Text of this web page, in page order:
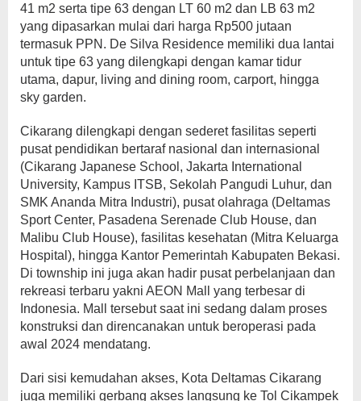
41 m2 serta tipe 63 dengan LT 60 m2 dan LB 63 m2
yang dipasarkan mulai dari harga Rp500 jutaan
termasuk PPN. De Silva Residence memiliki dua lantai
untuk tipe 63 yang dilengkapi dengan kamar tidur
utama, dapur, living and dining room, carport, hingga
sky garden.
Cikarang dilengkapi dengan sederet fasilitas seperti
pusat pendidikan bertaraf nasional dan internasional
(Cikarang Japanese School, Jakarta International
University, Kampus ITSB, Sekolah Pangudi Luhur, dan
SMK Ananda Mitra Industri), pusat olahraga (Deltamas
Sport Center, Pasadena Serenade Club House, dan
Malibu Club House), fasilitas kesehatan (Mitra Keluarga
Hospital), hingga Kantor Pemerintah Kabupaten Bekasi.
Di township ini juga akan hadir pusat perbelanjaan dan
rekreasi terbaru yakni AEON Mall yang terbesar di
Indonesia. Mall tersebut saat ini sedang dalam proses
konstruksi dan direncanakan untuk beroperasi pada
awal 2024 mendatang.
Dari sisi kemudahan akses, Kota Deltamas Cikarang
juga memiliki gerbang akses langsung ke Tol Cikampek